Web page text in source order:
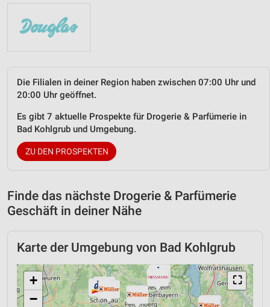
Die Filialen in deiner Region haben zwischen 07:00 Uhr und
20:00 Uhr geöffnet.
Es gibt 7 aktuelle Prospekte für Drogerie & Parfümerie in
Bad Kohlgrub und Umgebung.
ZU DEN PROSPEKTEN
Finde das nächste Drogerie & Parfümerie
Geschäft in deiner Nähe
Karte der Umgebung von Bad Kohlgrub
⛶
+
−